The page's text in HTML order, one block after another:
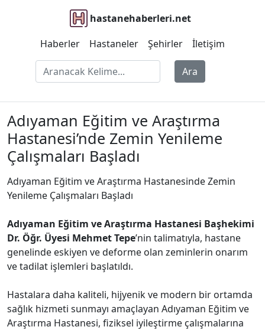
hastanehaberleri.net
Haberler
Hastaneler Şehirler İletişim
Ara
Adıyaman Eğitim ve Araştırma
Hastanesi’nde Zemin Yenileme
Çalışmaları Başladı
Adıyaman Eğitim ve Araştırma Hastanesinde Zemin
Yenileme Çalışmaları Başladı
Adıyaman Eğitim ve Araştırma Hastanesi Başhekimi
Dr. Öğr. Üyesi Mehmet Tepe’nin talimatıyla, hastane
genelinde eskiyen ve deforme olan zeminlerin onarım
ve tadilat işlemleri başlatıldı.
Hastalara daha kaliteli, hijyenik ve modern bir ortamda
sağlık hizmeti sunmayı amaçlayan Adıyaman Eğitim ve
Araştırma Hastanesi, fiziksel iyileştirme çalışmalarına